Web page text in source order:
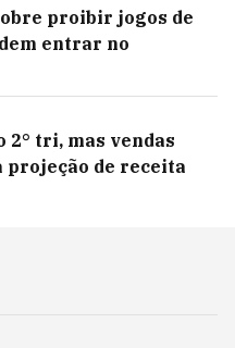
proibir jogos de
entrar no
2° tri, mas vendas
de receita